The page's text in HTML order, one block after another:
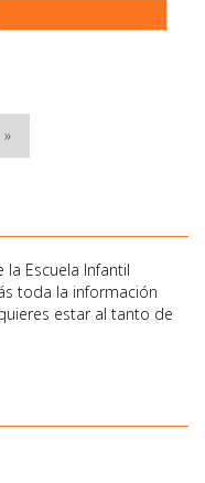
»
la Escuela Infantil
toda la información
estar al tanto de